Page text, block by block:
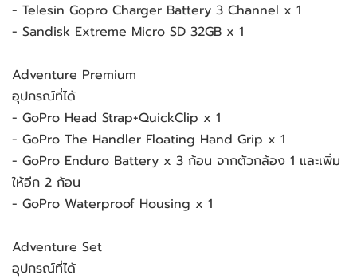
- Telesin Gopro Charger Battery 3 Channel x 1
- Sandisk Extreme Micro SD 32GB x 1
Adventure Premium
อุปกรณ์ที่ได้
- GoPro Head Strap+QuickClip x 1
- GoPro The Handler Floating Hand Grip x 1
- GoPro Enduro Battery x 3 ก้อน จากตัวกล้อง 1 และเพิ่ม
ให้อีก 2 ก้อน
- GoPro Waterproof Housing x 1
Adventure Set
อุปกรณ์ที่ได้